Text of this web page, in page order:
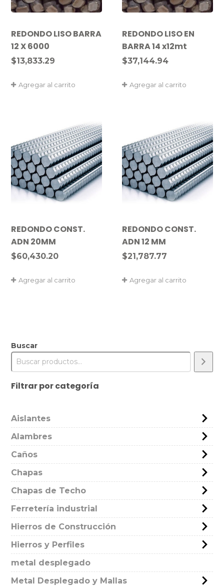
REDONDO LISO BARRA
12 X 6000
$13,833.29
Agregar al carrito
REDONDO LISO EN
BARRA 14 x12mt
$37,144.94
Agregar al carrito
REDONDO CONST.
ADN 20MM
$60,430.20
Agregar al carrito
REDONDO CONST.
ADN 12 MM
$21,787.77
Agregar al carrito
Buscar
Filtrar por categoría
Aislantes
Alambres
Caños
Chapas
Chapas de Techo
Ferretería industrial
Hierros de Construcción
Hierros y Perfiles
metal desplegado
Metal Desplegado y Mallas